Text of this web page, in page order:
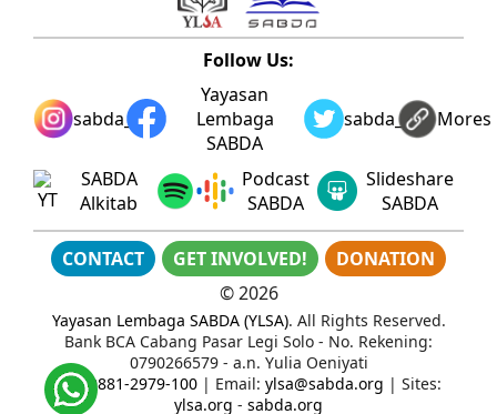
Follow Us:
sabda_ylsa
Yayasan
Lembaga
SABDA
sabda_ylsaMores
SABDA
Alkitab
Podcast
SABDA
Slideshare
SABDA
CONTACT GET INVOLVED!
DONATION
©2026
Yayasan Lembaga SABDA (YLSA). All Rights Reserved.
Bank BCA Cabang Pasar Legi Solo - No. Rekening:
0790266579 - a.n. Yulia Oeniyati
WA:0881-2979-100| Email: ylsa@sabda.org | Sites:
ylsa.org - sabda.org